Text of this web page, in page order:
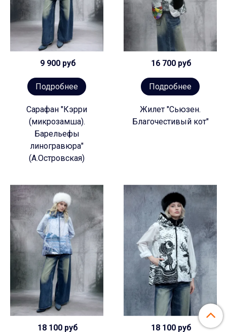
9 900 руб
Подробнее
Сарафан "Кэрри
(микрозамша).
Барельефы
линогравюра"
(А.Островская)
16 700 руб
Подробнее
Жилет "Сьюзен.
Благочестивый кот"
18 100 руб 18 100 руб